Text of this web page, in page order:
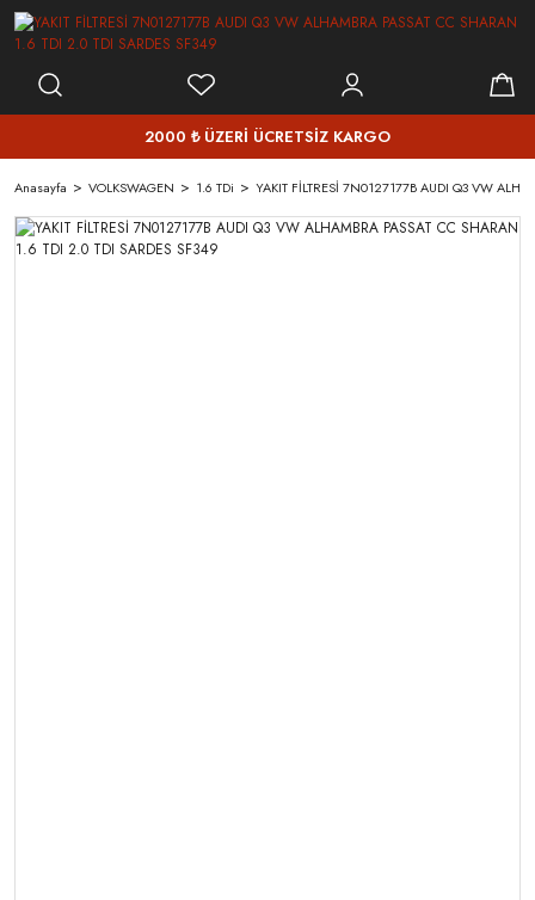
2000 ₺ ÜZERİ ÜCRETSİZ KARGO
Anasayfa VOLKSWAGEN 1.6 TDi YAKIT FİLTRESİ 7N0127177B AUDI Q3 VW